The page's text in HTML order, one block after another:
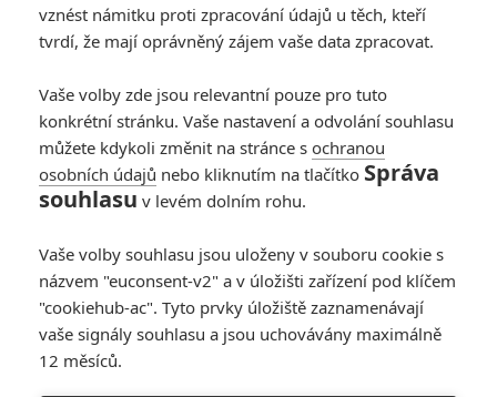
KOMENTÁŘE 0
PŘIDAT NOVÝ KOMENTÁŘ
Pro psaní komentářů, se přihlašte.
RECENZE FILMŮ
vznést námitku proti zpracování údajů u těch, kteří
tvrdí, že mají oprávněný zájem vaše data zpracovat.
Vaše volby zde jsou relevantní pouze pro tuto
konkrétní stránku. Vaše nastavení a odvolání souhlasu
můžete kdykoli změnit na stránce s ochranou
osobních údajů nebo kliknutím na tlačítko Správa
souhlasu v levém dolním rohu.
Vaše volby souhlasu jsou uloženy v souboru cookie s
názvem "euconsent-v2" a v úložišti zařízení pod klíčem
"cookiehub-ac". Tyto prvky úložiště zaznamenávají
vaše signály souhlasu a jsou uchovávány maximálně
12 měsíců.